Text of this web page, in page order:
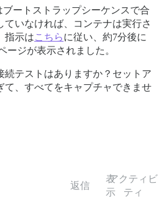
42949672960 bytes, 83886080
S
512 = 512 bytes
512 bytes / 512 bytes
512 bytes / 512 bytes
AFA9-4902-9910-BB09315092BA
End  Sectors  Size Type
2201600    1G EFI System
vg-ubuntu--lv: 18.47 GiB,
physical): 512 bytes / 512 bytes
512 bytes / 512 bytes
ブートストラップシーケンスで合
ていなければ、コンテナは実行さ
指示はこちらに従い、約7分後に
ージが表示されました。
続テストはありますか？セットア
て、すべてをキャプチャできませ
返信
表
示
アクティビ
ティ